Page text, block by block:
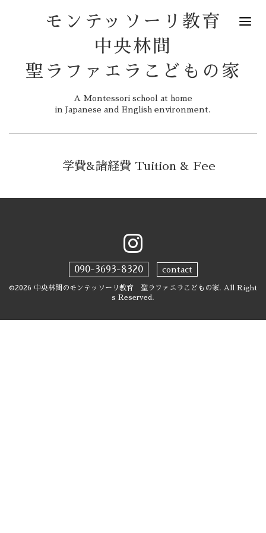
モンテッソーリ教育
中央林間
聖ラファエラこどもの家
A Montessori school at home
in Japanese and English environment.
学費&諸経費 Tuition & Fee
090-3693-8320 contact
©2026 中央林間のモンテッソーリ教育 聖ラファエラこどもの家. All Right
s Reserved.